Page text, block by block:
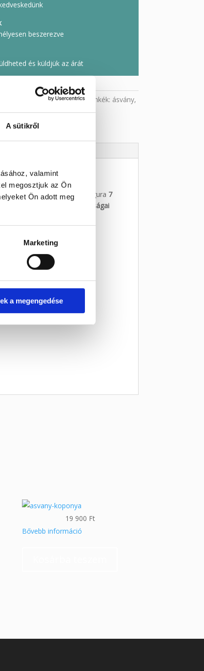
A sütikről
valamint
megosztjuk az Ön
Ön adott meg
Marketing
a megengedése
beszerezve
és küldjük az árát
,Fluorit,Zöld Címkék: ásvány,
különleges ajándéknak! A figura 7
spirituális tulajdonságai
19 900 Ft
Bővebb információ